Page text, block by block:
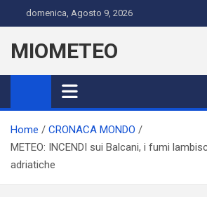
to
content
domenica, Agosto 9, 2026
MIOMETEO
Home
CRONACA MONDO
METEO: INCENDI sui Balcani, i fumi
adriatiche